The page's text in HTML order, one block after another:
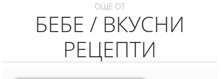
ОЩЕ ОТ
БЕБЕ / ВКУСНИ
РЕЦЕПТИ